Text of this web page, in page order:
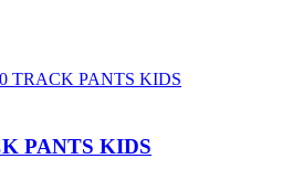
PANTS KIDS